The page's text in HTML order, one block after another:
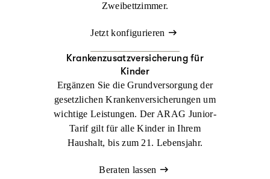
Zweibettzimmer.
Jetzt konfigurieren
Krankenzusatz­versicherung für
Kinder
Ergänzen Sie die Grundversorgung der
gesetzlichen Krankenversicherungen um
wichtige Leistungen. Der ARAG Junior-
Tarif gilt für alle Kinder in Ihrem
Haushalt, bis zum 21. Lebensjahr.
Beraten lassen